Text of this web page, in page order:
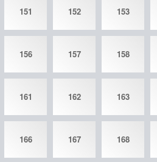
151 152 153
156 157 158
161 162 163
166 167 168